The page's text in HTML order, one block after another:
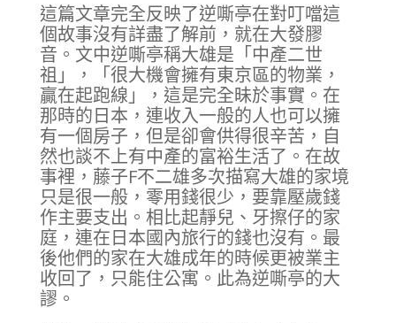
這篇文章完全反映了逆嘶亭在對叮噹這
個故事沒有詳盡了解前，就在大發膠
音。文中逆嘶亭稱大雄是「中產二世
祖」，「很大機會擁有東京區的物業，
贏在起跑線」，這是完全昧於事實。在
那時的日本，連收入一般的人也可以擁
有一個房子，但是卻會供得很辛苦，自
然也談不上有中產的富裕生活了。在故
事裡，藤子F不二雄多次描寫大雄的家境
只是很一般，零用錢很少，要靠壓歲錢
作主要支出。相比起靜兒、牙擦仔的家
庭，連在日本國內旅行的錢也沒有。最
後他們的家在大雄成年的時候更被業主
收回了，只能住公寓。此為逆嘶亭的大
謬。